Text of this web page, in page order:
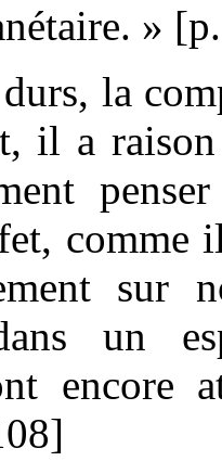
»
la
il a
comme
sur
un
encore